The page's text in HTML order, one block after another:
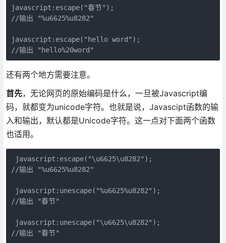
javascript:escape("春节");
//输出 "%u6625%u8282"
javascript:escape("hello word");
//输出 "hello%20word"
还有两个地方需要注意。
首先，无论网页的原始编码是什么，一旦被Javascript编
码，就都变为unicode字符。也就是说，Javascipt函数的输
入和输出，默认都是Unicode字符。这一点对下面两个函数
也适用。
javascript:escape("\u6625\u8282");
//输出 "%u6625%u8282"
javascript:unescape("%u6625%u8282");
//输出 "春节"
javascript:unescape("\u6625\u8282");
//输出 "春节"